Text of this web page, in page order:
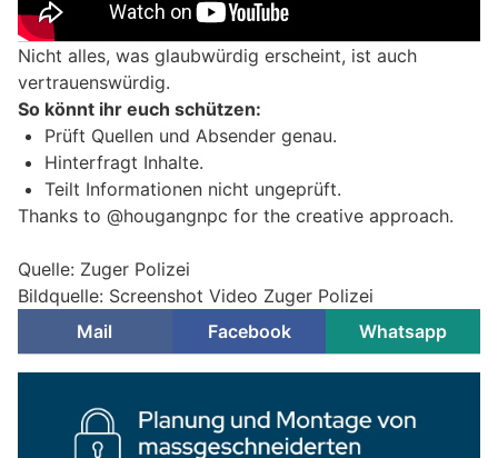
Nicht alles, was glaubwürdig erscheint, ist auch
vertrauenswürdig.
So könnt ihr euch schützen:
Prüft Quellen und Absender genau.
Hinterfragt Inhalte.
Teilt Informationen nicht ungeprüft.
Thanks to @hougangnpc for the creative approach.
Quelle: Zuger Polizei
Bildquelle: Screenshot Video Zuger Polizei
Mail
Facebook Whatsapp